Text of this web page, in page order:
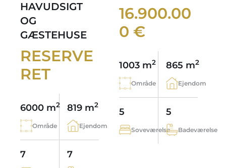
HAVUDSIGT
OG
GÆSTEHUSE
RESERVE
RET
6000 m2
Område
819 m2
Ejendom
7 7
16.900.00
0 €
1003 m2
Område
865 m2
Ejendom
5
Soveværelse
5
Badeværelse